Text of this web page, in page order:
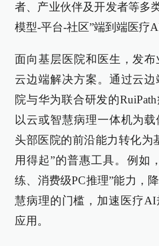
者、产业伙伴及开发者等多
模型-平台-社区”端到端医疗
面向基层医院和医生，发
云边端解决方案。通过云
院与华为联合研发的
以云或智慧病理一体机为
头部医院的前沿能力转化为
用得起”的普惠工具。例如
练、消费级PC推理”能力，
慧病理的门槛，加速医疗
应用。